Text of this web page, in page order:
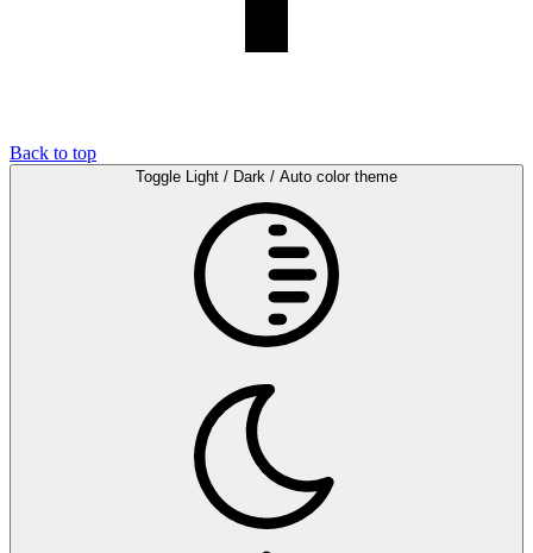
Back to top
Toggle Light / Dark / Auto color theme